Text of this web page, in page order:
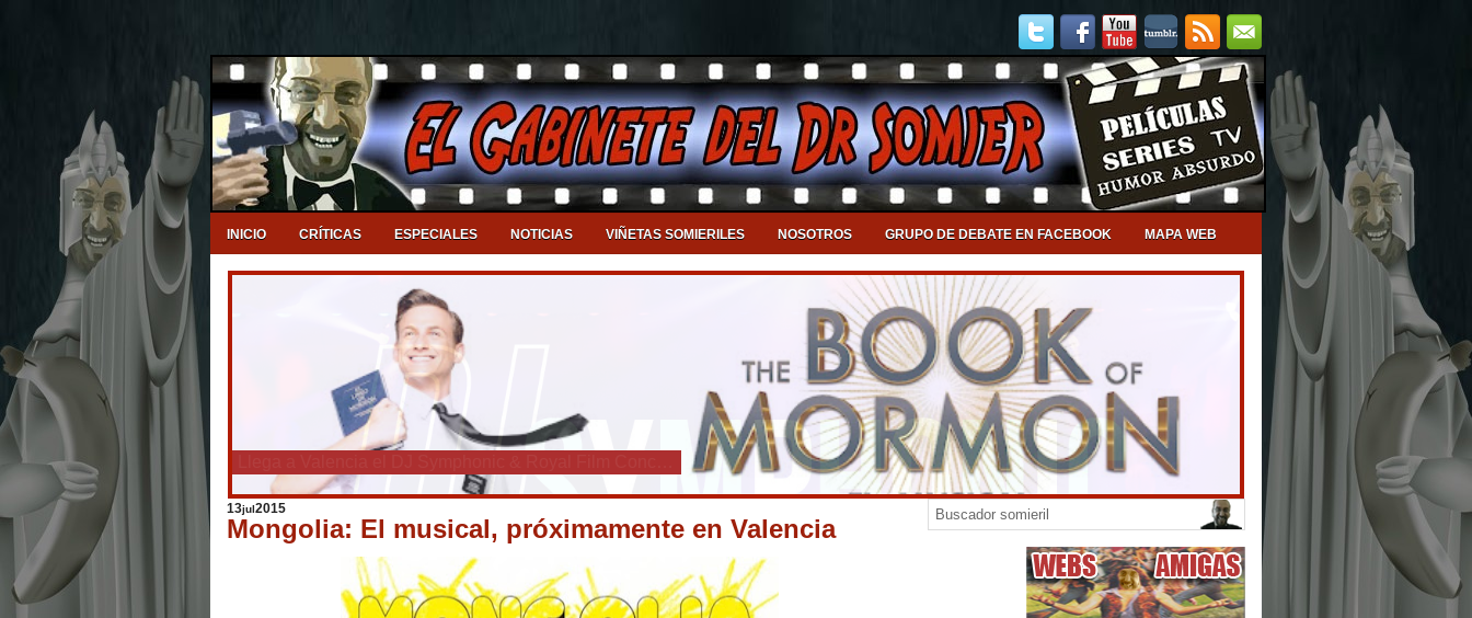
INICIO CRÍTICAS ESPECIALES NOTICIAS VIÑETAS SOMIERILES NOSOTROS GRUPO DE DEBATE EN FACEBOOK MAPA WEB
13jul2015
Mongolia: El musical, próximamente en Valencia